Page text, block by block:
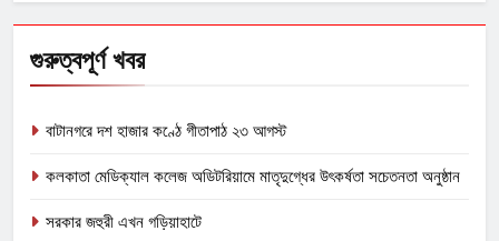
গুরুত্বপূর্ণ খবর
বাটানগরে দশ হাজার কণ্ঠে গীতাপাঠ ২৩ আগস্ট
কলকাতা মেডিক্যাল কলেজ অডিটরিয়ামে মাতৃদুগ্ধের উৎকর্ষতা সচেতনতা অনুষ্ঠান
সরকার জহুরী এখন গড়িয়াহাটে